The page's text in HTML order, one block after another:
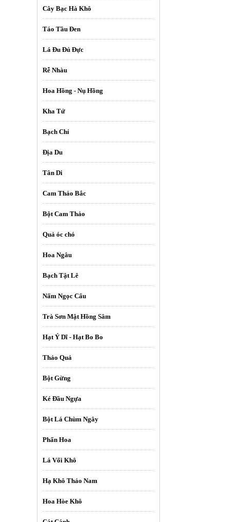
Cây Bạc Hà Khô
Táo Tầu Đen
Lá Đu Đủ Đực
Rễ Nhàu
Hoa Hồng - Nụ Hồng
Kha Tử
Bạch Chỉ
Địa Du
Tân Di
Cam Thảo Bắc
Bột Cam Thảo
Quả óc chó
Hoa Ngâu
Bạch Tật Lê
Nấm Ngọc Cẩu
Trà Sơn Mật Hồng Sâm
Hạt Ý Dĩ - Hạt Bo Bo
Thảo Quả
Bột Gừng
Ké Đầu Ngựa
Bột Lá Chùm Ngây
Phấn Hoa
Lá Vối Khô
Hạ Khô Thảo Nam
Hoa Hòe Khô